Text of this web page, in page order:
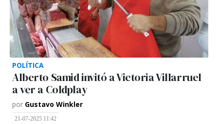
POLÍTICA
Alberto Samid invitó a Victoria Villarruel
a ver a Coldplay
por Gustavo Winkler
21-07-2025 11:42